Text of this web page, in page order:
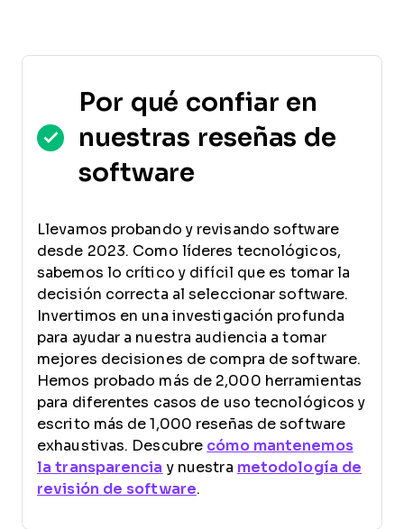
Por qué confiar en
nuestras reseñas de
software
Llevamos probando y revisando software
desde 2023. Como líderes tecnológicos,
sabemos lo crítico y difícil que es tomar la
decisión correcta al seleccionar software.
Invertimos en una investigación profunda
para ayudar a nuestra audiencia a tomar
mejores decisiones de compra de software.
Hemos probado más de 2,000 herramientas
para diferentes casos de uso tecnológicos y
escrito más de 1,000 reseñas de software
exhaustivas. Descubre cómo mantenemos
la transparencia y nuestra metodología de
revisión de software.